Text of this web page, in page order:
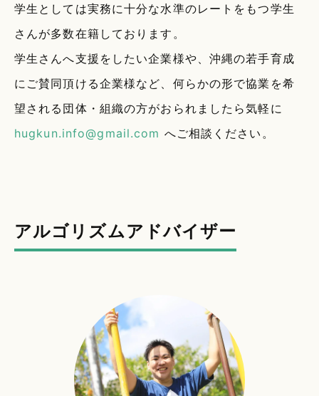
学生としては実務に十分な水準のレートをもつ学生
さんが多数在籍しております。
学生さんへ支援をしたい企業様や、沖縄の若手育成
にご賛同頂ける企業様など、何らかの形で協業を希
望される団体・組織の方がおられましたら気軽に
hugkun.info@gmail.com へご相談ください。
アルゴリズムアドバイザー